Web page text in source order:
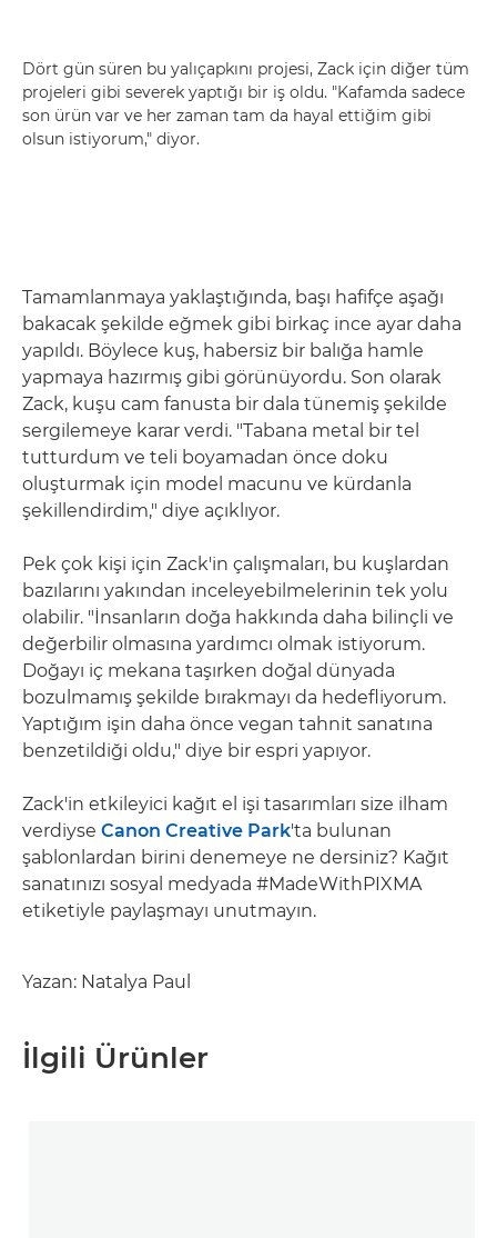
Dört gün süren bu yalıçapkını projesi, Zack için diğer tüm
projeleri gibi severek yaptığı bir iş oldu. "Kafamda sadece
son ürün var ve her zaman tam da hayal ettiğim gibi
olsun istiyorum," diyor.
Tamamlanmaya yaklaştığında, başı hafifçe aşağı
bakacak şekilde eğmek gibi birkaç ince ayar daha
yapıldı. Böylece kuş, habersiz bir balığa hamle
yapmaya hazırmış gibi görünüyordu. Son olarak
Zack, kuşu cam fanusta bir dala tünemiş şekilde
sergilemeye karar verdi. "Tabana metal bir tel
tutturdum ve teli boyamadan önce doku
oluşturmak için model macunu ve kürdanla
şekillendirdim," diye açıklıyor.
Pek çok kişi için Zack'in çalışmaları, bu kuşlardan
bazılarını yakından inceleyebilmelerinin tek yolu
olabilir. "İnsanların doğa hakkında daha bilinçli ve
değerbilir olmasına yardımcı olmak istiyorum.
Doğayı iç mekana taşırken doğal dünyada
bozulmamış şekilde bırakmayı da hedefliyorum.
Yaptığım işin daha önce vegan tahnit sanatına
benzetildiği oldu," diye bir espri yapıyor.
Zack'in etkileyici kağıt el işi tasarımları size ilham
verdiyse Canon Creative Park'ta bulunan
şablonlardan birini denemeye ne dersiniz? Kağıt
sanatınızı sosyal medyada #MadeWithPIXMA
etiketiyle paylaşmayı unutmayın.
Yazan: Natalya Paul
İlgili Ürünler